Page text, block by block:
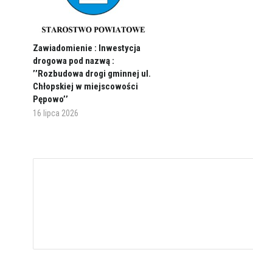
Zawiadomienie : Inwestycja
drogowa pod nazwą :
’’Rozbudowa drogi gminnej ul.
Chłopskiej w miejscowości
Pępowo’’
16 lipca 2026